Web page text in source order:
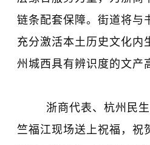
链条配套保障。街道将与
充分激活本土历史文化内
州城西具有辨识度的文产
浙商代表、杭州民生
竺福江现场送上祝福，祝